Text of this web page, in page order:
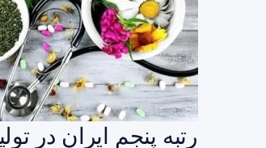
رتبه پنجم ایران در